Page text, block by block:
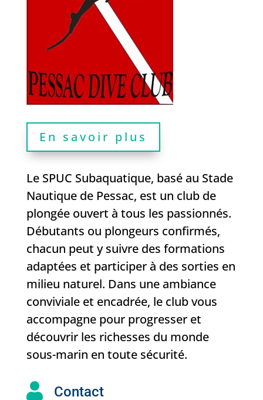
En savoir plus
Le SPUC Subaquatique, basé au Stade
Nautique de Pessac, est un club de
plongée ouvert à tous les passionnés.
Débutants ou plongeurs confirmés,
chacun peut y suivre des formations
adaptées et participer à des sorties en
milieu naturel. Dans une ambiance
conviviale et encadrée, le club vous
accompagne pour progresser et
découvrir les richesses du monde
sous-marin en toute sécurité.
 Contact